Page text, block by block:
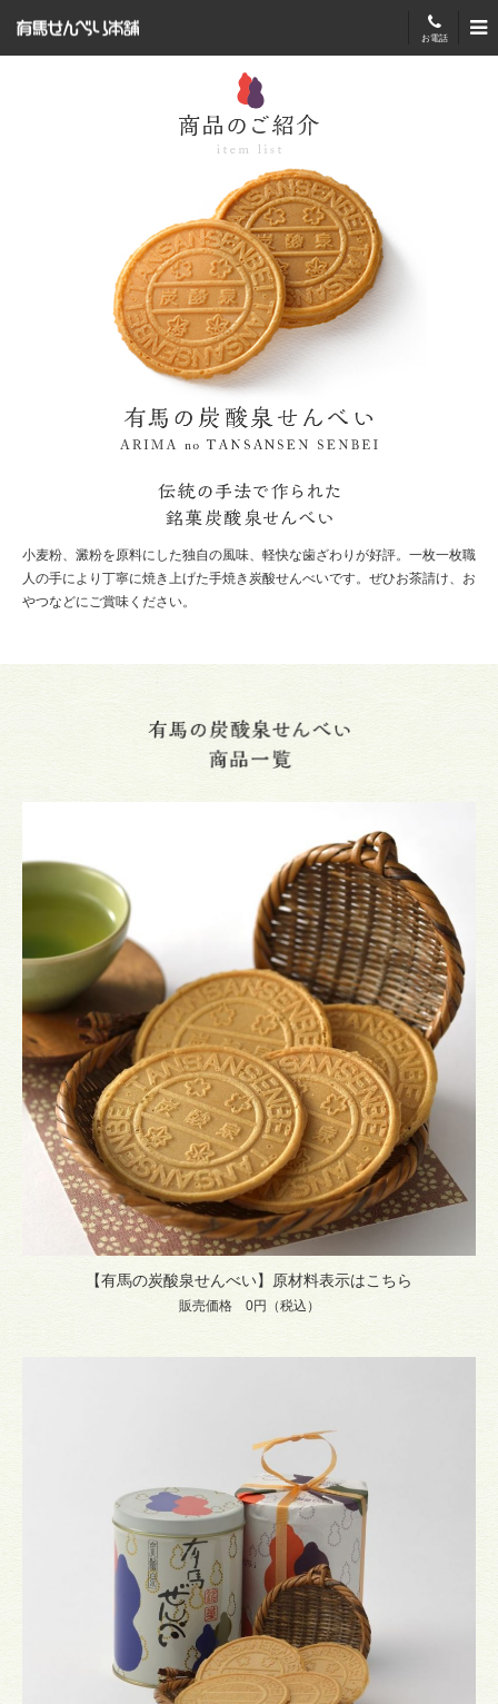
お電話
小麦粉、澱粉を原料にした独自の風味、軽快な歯ざわりが好評。一枚一枚職
人の手により丁寧に焼き上げた手焼き炭酸せんべいです。ぜひお茶請け、お
やつなどにご賞味ください。
【有馬の炭酸泉せんべい】原材料表示はこちら
販売価格 0円（税込）